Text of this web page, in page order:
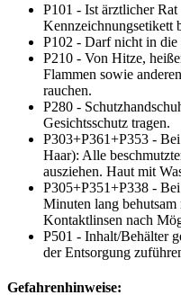
P101 - Ist ärztlicher
Kennzeichnungsetikett
P102 - Darf nicht in
P210 - Von Hitze,
Flammen sowie
rauchen.
P280 -
Gesichtsschutz tragen.
P303+P361+P353 -
Haar): Alle
ausziehen. Haut mit
P305+P351+P338 -
Minuten lang behutsam
Kontaktlinsen nach
P501 - Inhalt/Behälter
der Entsorgung
Gefahrenhinweise: